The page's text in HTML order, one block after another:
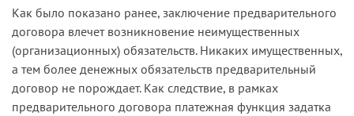
Как было показано ранее, заключение предварительного
договора влечет возникновение неимущественных
(организационных) обязательств. Никаких имущественных,
а тем более денежных обязательств предварительный
договор не порождает. Как следствие, в рамках
предварительного договора платежная функция задатка